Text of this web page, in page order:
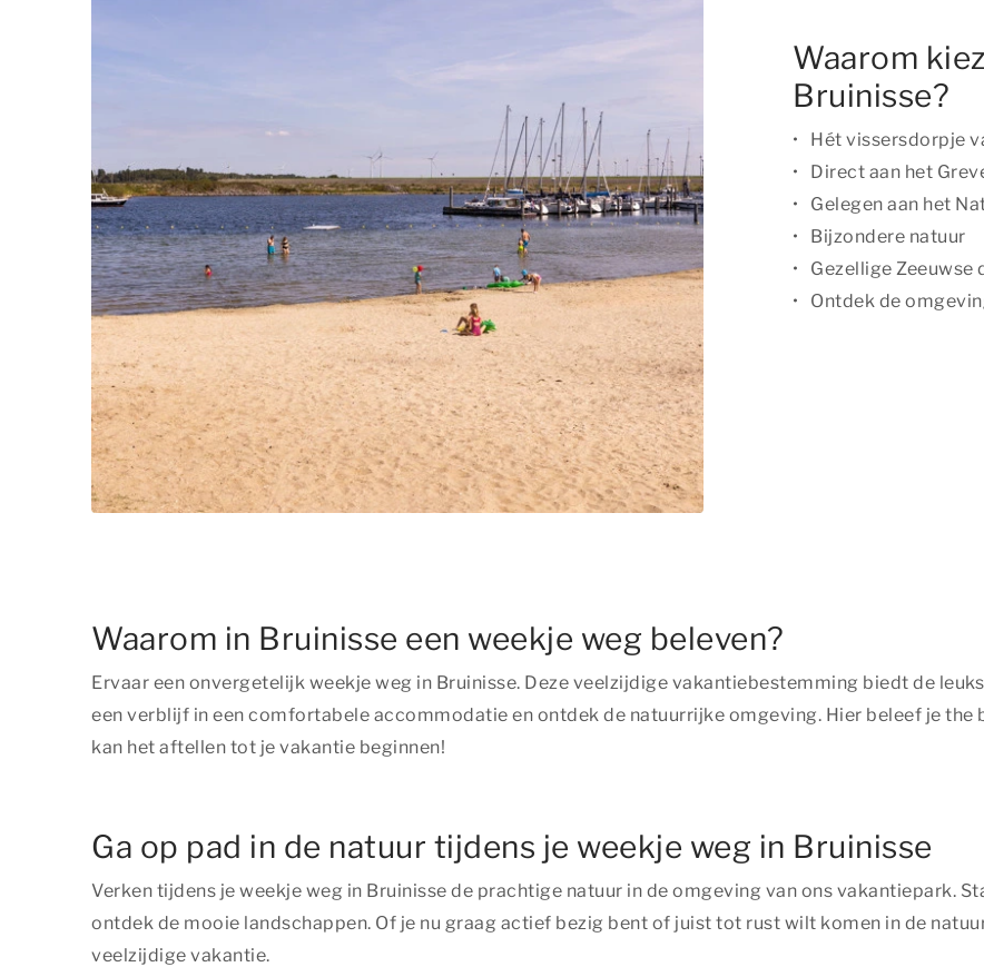
Waarom
Bruinisse?
Hét vissersdorpje
Direct aan het
Gelegen aan het
Bijzondere natuur
Gezellige Zeeuwse
Ontdek de
Waarom in Bruinisse een weekje weg beleven?
Ervaar een onvergetelijk weekje weg in Bruinisse. Deze veelzijdige vakantiebestemming biedt de
een verblijf in een comfortabele accommodatie en ontdek de natuurrijke omgeving. Hier beleef je the
kan het aftellen tot je vakantie beginnen!
Ga op pad in de natuur tijdens je weekje weg in Bruinisse
Verken tijdens je weekje weg in Bruinisse de prachtige natuur in de omgeving van ons vakantiepark.
ontdek de mooie landschappen. Of je nu graag actief bezig bent of juist tot rust wilt komen in de
veelzijdige vakantie.